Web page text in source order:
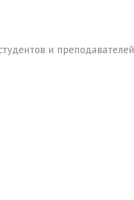
и преподавателей